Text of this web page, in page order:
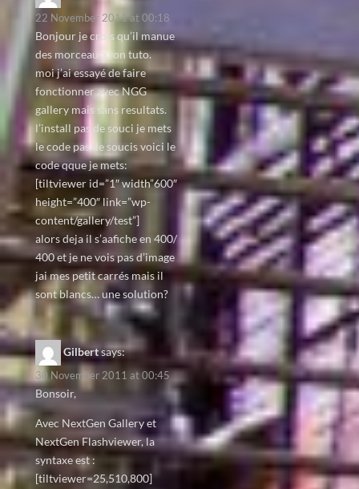
22 November 2011 at 00:18
Bonjour je crois qu’il manue
des morceau a ton tuto.
moi j’ai essayé de faire
fonctionner avec NGG
gallery mais sans resultats.
l’install pas de souci je mets
le code pas de soucis voici le
code qque je mets:
[tiltviewer id=”1″ width”600″
height=”400″ link=”wp-
content/gallery/test”]
alors deja il s’aafiche en 400/
400 et je ne vois pas d’image
jai mes petit carrés mais il
sont blancs… une solution?
Gilbertsays:
30 November 2011 at 00:45
Bonsoir,
Avec NextGen Gallery et
NextGen Flashviewer, la
syntaxe est :
[tiltviewer=25,510,800]